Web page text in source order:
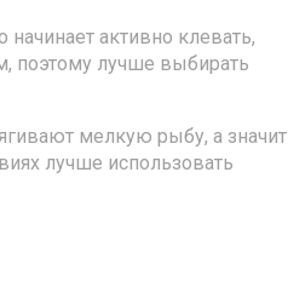
активно клевать,
поэтому лучше выбирать
мелкую рыбу, а значит
лучше использовать